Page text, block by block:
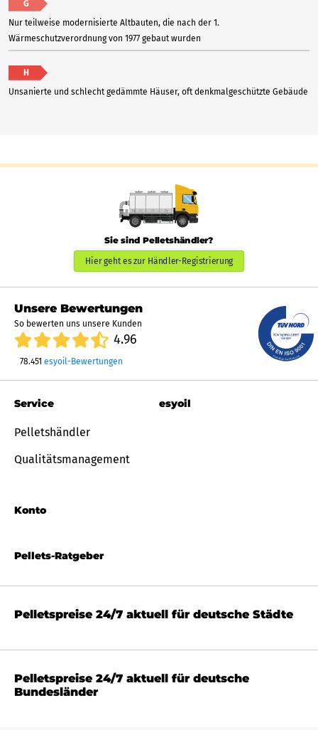
G
Nur teilweise modernisierte Altbauten, die nach der 1.
Wärmeschutzverordnung von 1977 gebaut wurden
H
Unsanierte und schlecht gedämmte Häuser, oft denkmalgeschützte Gebäude
Sie sind Pelletshändler?
Hier geht es zur Händler-Registrierung
Unsere Bewertungen
So bewerten uns unsere Kunden
4.96
78.451 esyoil-Bewertungen
Pellets-Ratgeber
Service
Pelletshändler
Qualitätsmanagement
Konto
esyoil
Pelletspreise 24/7 aktuell für deutsche Städte
Pelletspreise 24/7 aktuell für deutsche
Bundesländer